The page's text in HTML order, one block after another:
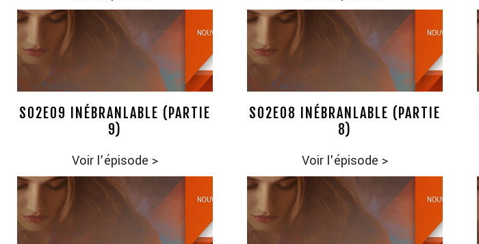
S02E09 INÉBRANLABLE (PARTIE
9)
Voir l'épisode >
S02E08 INÉBRANLABLE (PARTIE
8)
Voir l'épisode >